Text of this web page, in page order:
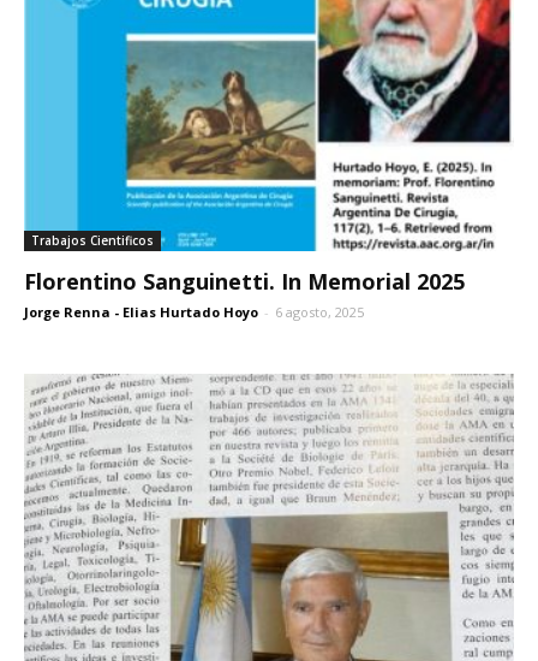
Trabajos Cientificos
Florentino Sanguinetti. In Memorial 2025
Jorge Renna - Elias Hurtado Hoyo - 6 agosto, 2025